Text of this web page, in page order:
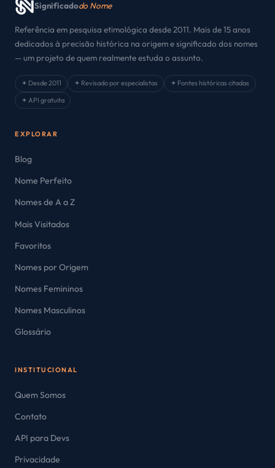
Significadodo Nome
Referência em pesquisa etimológica desde 2011. Mais de 15 anos
dedicados à precisão histórica na origem e significado dos nomes
— um projeto de quem realmente estuda o assunto.
✦ Desde 2011 ✦ Revisado por especialistas
✦ Fontes históricas citadas
✦ API gratuita
EXPLORAR
Blog
Nome Perfeito
Nomes de A a Z
Mais Visitados
Favoritos
Nomes por Origem
Nomes Femininos
Nomes Masculinos
Glossário
INSTITUCIONAL
Quem Somos
Contato
API para Devs
Privacidade